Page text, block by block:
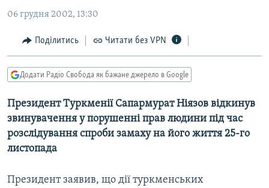
до
СПОРТ
УКРАЇНА
КРИМ.РЕАЛІЇ
ТИ ЯК?
СХЕМИ
МУЛЬТИМЕДІА
ФОТО
СПЕЦПРОЄКТИ
ПОДКАСТИ
06 грудня 2002, 13:30
Поділитись Читати без VPN
Додати Радіо Свобода як бажане джерело в Google
Президент Туркменії Сапармурат Ніязов відкинув
звинувачення у порушенні прав людини під час
розслідування спроби замаху на його життя 25-го
листопада
Президент заявив, що дії туркменських